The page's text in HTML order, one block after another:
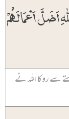
اَضَلَّ اَعۡمَالَہُمۡ
سے روکا اللہ نے